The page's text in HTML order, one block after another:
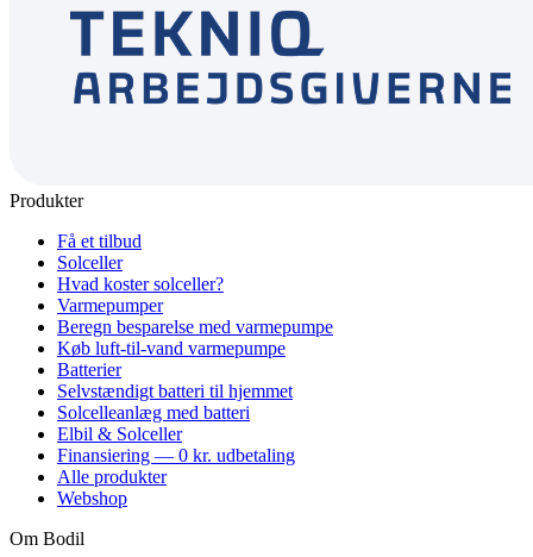
Produkter
Få et tilbud
Solceller
Hvad koster solceller?
Varmepumper
Beregn besparelse med varmepumpe
Køb luft-til-vand varmepumpe
Batterier
Selvstændigt batteri til hjemmet
Solcelleanlæg med batteri
Elbil & Solceller
Finansiering — 0 kr. udbetaling
Alle produkter
Webshop
Om Bodil